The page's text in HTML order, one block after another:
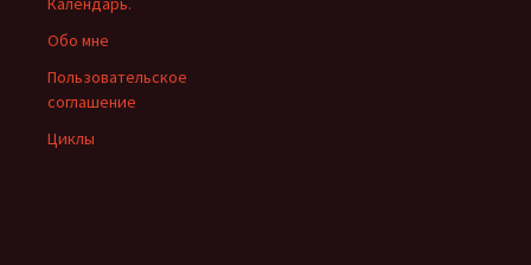
Обо мне
Пользовательское
соглашение
Циклы